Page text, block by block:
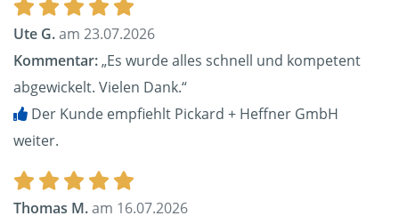
Ute G.am 23.07.2026
Kommentar:„Es wurde alles schnell und kompetent
abgewickelt. Vielen Dank.“
Der Kunde empfiehlt Pickard + Heffner GmbH
weiter.
Thomas M.am 16.07.2026